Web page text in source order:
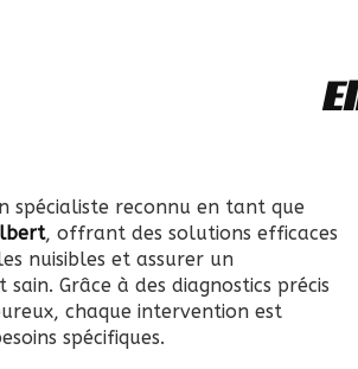
spécialiste reconnu en tant que
, offrant des solutions efficaces
nuisibles et assurer un
Grâce à des diagnostics précis
chaque intervention est
spécifiques.